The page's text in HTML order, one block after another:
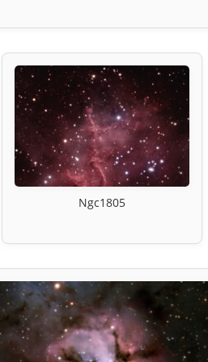
Ngc1805